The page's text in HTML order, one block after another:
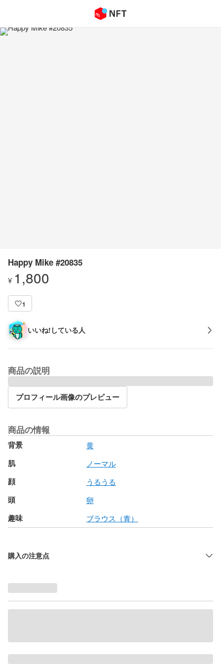
Happy Mike #20835
¥ 1,800
1
いいね!している人
商品の説明
プロフィール画像のプレビュー
商品の情報
背景 黄
肌 ノーマル
顔 うるうる
頭 卵
趣味 ブラウス（青）
購入の注意点